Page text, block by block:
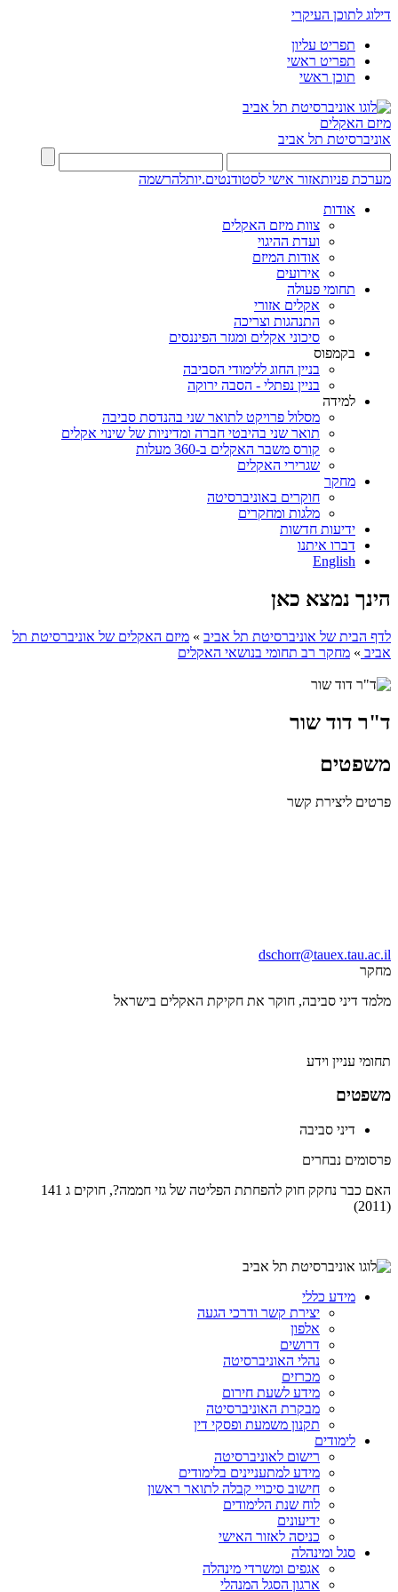
דילוג לתוכן העיקרי
תפריט עליון
תפריט ראשי
תוכן ראשי
מיזם האקלים
אוניברסיטת תל אביב
מערכת פניותאזור אישי לסטודנטים.יותלהרשמה
אודות
צוות מיזם האקלים
ועדת ההיגוי
אודות המיזם
אירועים
תחומי פעולה
אקלים אזורי
התנהגות וצריכה
סיכוני אקלים ומגזר הפיננסים
בקמפוס
בניין החוג ללימודי הסביבה
בניין נפתלי - הסבה ירוקה
למידה
מסלול פרויקט לתואר שני בהנדסת סביבה
תואר שני בהיבטי חברה ומדיניות של שינוי אקלים
קורס משבר האקלים ב-360 מעלות
שגרירי האקלים
מחקר
חוקרים באוניברסיטה
מלגות ומחקרים
ידיעות חדשות
דברו איתנו
English
הינך נמצא כאן
לדף הבית של אוניברסיטת תל אביב » מיזם האקלים של אוניברסיטת תל
אביב » מחקר רב תחומי בנושאי האקלים
ד"ר דוד שור
משפטים
פרטים ליצירת קשר
dschorr@tauex.tau.ac.il
מחקר
מלמד דיני סביבה, חוקר את חקיקת האקלים בישראל
תחומי עניין וידע
משפטים
דיני סביבה
פרסומים נבחרים
האם כבר נחקק חוק להפחתת הפליטה של גזי חממה?, חוקים ג 141
(2011)
מידע כללי
יצירת קשר ודרכי הגעה
אלפון
דרושים
נהלי האוניברסיטה
מכרזים
מידע לשעת חירום
מבקרת האוניברסיטה
תקנון משמעת ופסקי דין
לימודים
רישום לאוניברסיטה
מידע למתעניינים בלימודים
חישוב סיכויי קבלה לתואר ראשון
לוח שנת הלימודים
ידיעונים
כניסה לאזור האישי
סגל ומינהלה
אגפים ומשרדי מינהלה
ארגון הסגל המנהלי